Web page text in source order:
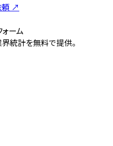
↗
ーム
統計を無料で提供。